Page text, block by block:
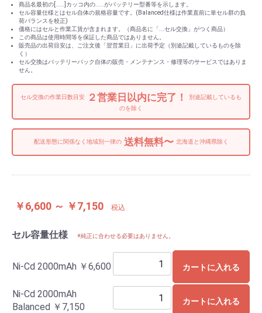
商品名最初の[.....]カッコ内の.....がバッテリー型番等を示します。
セル容量仕様とはセル自体の規格容量です。(Balanced仕様は作業直前に単セル群の負
荷バランスを校正)
価格にはセルと作業工賃が含まれます。（商品名に「...セル交換」がつく商品）
この商品は使用時間等を保証した商品ではありません。
販売品の出荷目安は、ご注文後「翌営業日」に出荷予定（別途記載しているものを除
く）
セル交換はバッテリーパック自体の販売・メンテナンス・修理等のサービスではありま
せん。
セル交換の作業日数目安 ２営業日以内に完了！
別途記載しているも
のを除く
配送形態に関係なく地域別一律の送料無料〜 北海道と沖縄県除く
￥6,600 ～ ￥7,150 税込
セル容量仕様 ※純正に合わせる必要はありません。
Ni-Cd 2000mAh ￥6,600 カートに入れる
Ni-Cd 2000mAh
Balanced ￥7,150 カートに入れる